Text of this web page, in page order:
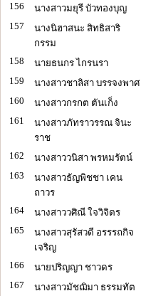
156
นางสาวมยุรี บัวทองบุญ
157
นางนิฮาสนะ สิทธิสาริ
กรรม
158 นายธนกร ไกรนรา
159
นางสาวชาลิสา บรรจงพาศ
160
นางสาวกรกต ตันเก็ง
161
นางสาวภัทราวรรณ จินะ
ราช
162 นางสาววนิสา พรหมรัตน์
163
นางสาวธัญพิชชา เคน
ถาวร
164 นางสาววศิณี ใจวิจิตร
165
นางสาวสุรัสวดี อรรรถกิจ
เจริญ
166 นายปริญญา ชาวดร
167
นางสาวมัชฌิมา ธรรมทัต